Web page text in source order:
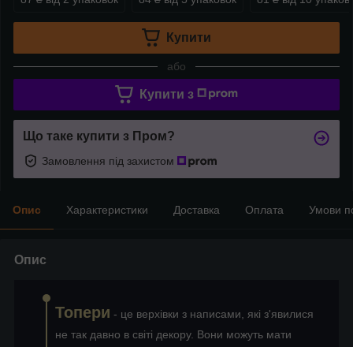
Купити
або
Купити з
Що таке купити з Пром?
Замовлення під захистом
Опис Характеристики Доставка Оплата Умови
Опис
Топери - це верхівки з написами, які з'явилися
не так давно в світі декору. Вони можуть мати